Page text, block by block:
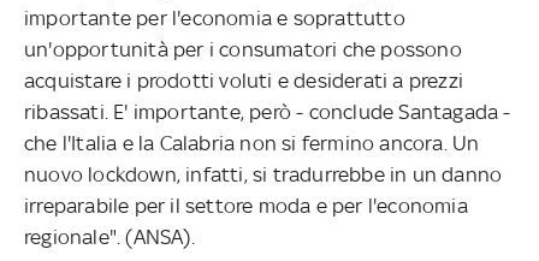
importante per l'economia e soprattutto
un'opportunità per i consumatori che possono
acquistare i prodotti voluti e desiderati a prezzi
ribassati. E' importante, però - conclude Santagada -
che l'Italia e la Calabria non si fermino ancora. Un
nuovo lockdown, infatti, si tradurrebbe in un danno
irreparabile per il settore moda e per l'economia
regionale". (ANSA).